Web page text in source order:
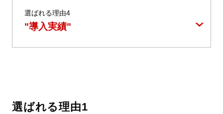
選ばれる理由4
"導入実績"
選ばれる理由1